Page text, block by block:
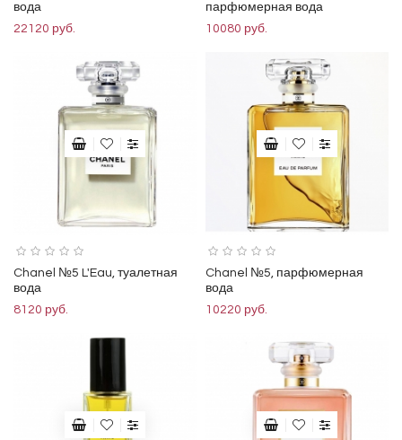
вода
22120 руб.
парфюмерная вода
10080 руб.
Chanel №5 L'Eau, туалетная
вода
8120 руб.
Chanel №5, парфюмерная
вода
10220 руб.